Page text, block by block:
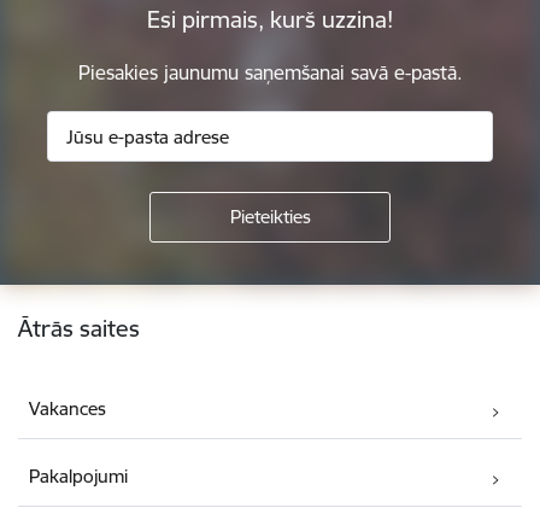
Esi pirmais, kurš uzzina!
Piesakies jaunumu saņemšanai savā e-pastā.
Kājene
Ātrās saites
Vakances
Pakalpojumi